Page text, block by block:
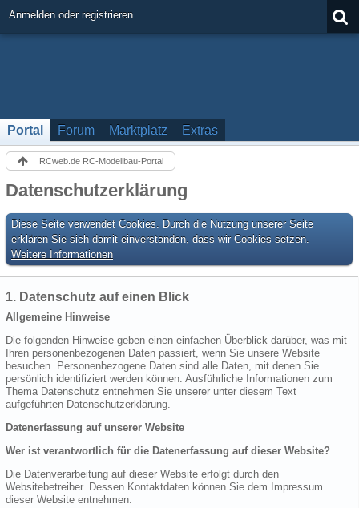
Anmelden oder registrieren
Portal Forum Marktplatz Extras
RCweb.de RC-Modellbau-Portal
Datenschutzerklärung
Diese Seite verwendet Cookies. Durch die Nutzung unserer Seite
erklären Sie sich damit einverstanden, dass wir Cookies setzen.
Weitere Informationen
1. Datenschutz auf einen Blick
Allgemeine Hinweise
Die folgenden Hinweise geben einen einfachen Überblick darüber, was mit
Ihren personenbezogenen Daten passiert, wenn Sie unsere Website
besuchen. Personenbezogene Daten sind alle Daten, mit denen Sie
persönlich identifiziert werden können. Ausführliche Informationen zum
Thema Datenschutz entnehmen Sie unserer unter diesem Text
aufgeführten Datenschutzerklärung.
Datenerfassung auf unserer Website
Wer ist verantwortlich für die Datenerfassung auf dieser Website?
Die Datenverarbeitung auf dieser Website erfolgt durch den
Websitebetreiber. Dessen Kontaktdaten können Sie dem Impressum
dieser Website entnehmen.